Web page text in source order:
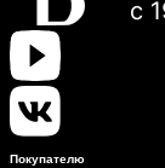
Покупателю